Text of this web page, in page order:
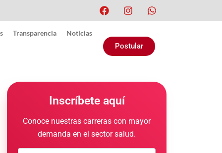
F
a
e
b
o
I
n
t
a
g
W
h
t
s
a
Transparencia Noticias
Postular
Inscríbete aquí
Conoce nuestras carreras con mayor
demanda en el sector salud.